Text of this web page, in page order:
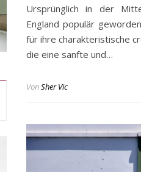
Ursprünglich in der
England populär
für ihre charakteristische
die eine sanfte und…
VonSher Vic